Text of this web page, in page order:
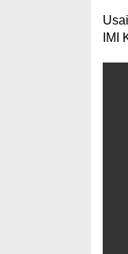
IMI